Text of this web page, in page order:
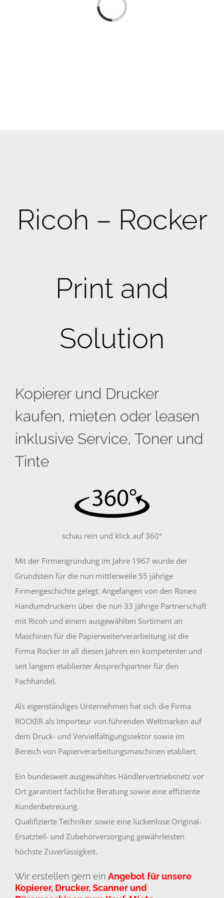
Ricoh – Rocker
Print and
Solution
Kopierer und Drucker
kaufen, mieten oder leasen
inklusive Service, Toner und
Tinte
schau rein und klick auf 360°
Mit der Firmengründung im Jahre 1967 wurde der
Grundstein für die nun mittlerweile 55 jährige
Firmengeschichte gelegt. Angefangen von den Roneo
Handumdruckern über die nun 33 jährige Partnerschaft
mit Ricoh und einem ausgewählten Sortiment an
Maschinen für die Papierweiterverarbeitung ist die
Firma Rocker in all diesen Jahren ein kompetenter und
seit langem etablierter Ansprechpartner für den
Fachhandel.
Als eigenständiges Unternehmen hat sich die Firma
ROCKER als Importeur von führenden Weltmarken auf
dem Druck- und Vervielfältigungssektor sowie im
Bereich von Papierverarbeitungsmaschinen etabliert.
Ein bundesweit ausgewähltes Händlervertriebsnetz vor
Ort garantiert fachliche Beratung sowie eine effiziente
Kundenbetreuung.
Qualifizierte Techniker sowie eine lückenlose Original-
Ersatzteil- und Zubehörversorgung gewährleisten
höchste Zuverlässigkeit.
Wir erstellen gern ein Angebot für unsere
Kopierer, Drucker, Scanner und